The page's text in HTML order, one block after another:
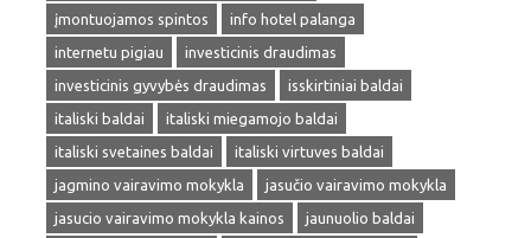
įmontuojamos spintos
info hotel palanga
internetu pigiau
investicinis draudimas
investicinis gyvybės draudimas
isskirtiniai baldai
italiski baldai
italiski miegamojo baldai
italiski svetaines baldai
italiski virtuves baldai
jagmino vairavimo mokykla
jasučio vairavimo mokykla
jasucio vairavimo mokykla kainos
jaunuolio baldai